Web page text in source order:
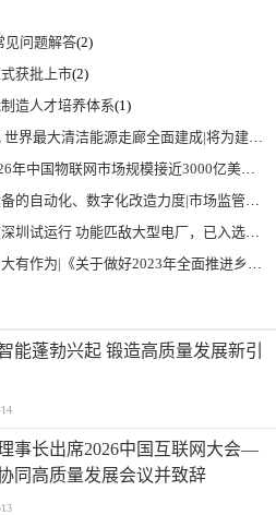
见问题解答(2)
获批上市(2)
造人才培养体系(1)
|将为建设新型能源体系、保障国家能源安全、实现“双碳”目标提供有力支撑
近3000亿美元 智慧工厂、智慧城市、智慧电网等将占60%以上
|市场监管总局 工业和信息化部 关于促进企业计量能力提升的指导意见
行 功能匹敌大型电厂，已入选国际典型案例
做好2023年全面推进乡村振兴重点工作的意见》发布
能蓬勃兴起 锻造高质量发展新引
事长出席2026中国互联网大会—
同高质量发展会议并致辞